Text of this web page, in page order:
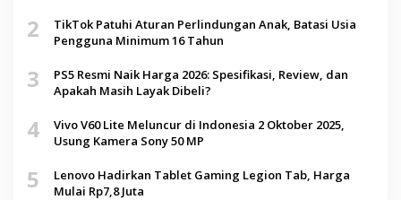
2
TikTok Patuhi Aturan Perlindungan Anak, Batasi Usia
Pengguna Minimum 16 Tahun
3
PS5 Resmi Naik Harga 2026: Spesifikasi, Review, dan
Apakah Masih Layak Dibeli?
4
Vivo V60 Lite Meluncur di Indonesia 2 Oktober 2025,
Usung Kamera Sony 50 MP
5
Lenovo Hadirkan Tablet Gaming Legion Tab, Harga
Mulai Rp7,8 Juta